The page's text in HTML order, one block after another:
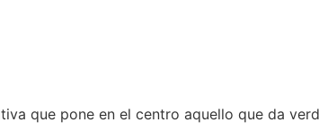
que pone en el centro aquello que da